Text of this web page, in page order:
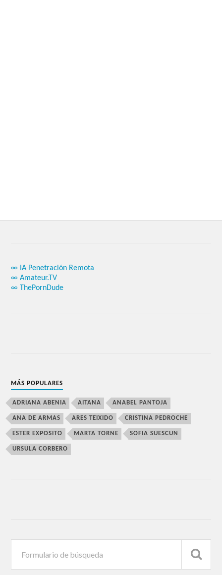
∞ IA Penetración Remota
∞ Amateur.TV
∞ ThePornDude
MÁS POPULARES
ADRIANA ABENIA AITANA ANABEL PANTOJA
ANA DE ARMAS ARES TEIXIDO CRISTINA PEDROCHE
ESTER EXPOSITO MARTA TORNE SOFIA SUESCUN
URSULA CORBERO